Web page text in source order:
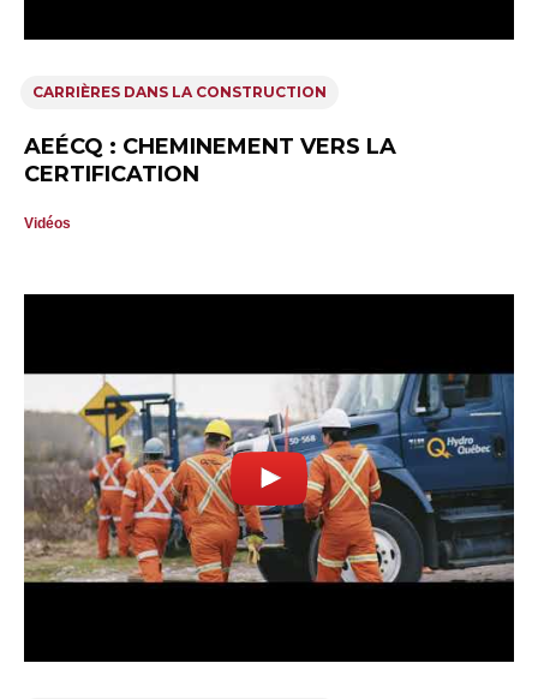
CARRIÈRES DANS LA CONSTRUCTION
AEÉCQ : CHEMINEMENT VERS LA
CERTIFICATION
Vidéos